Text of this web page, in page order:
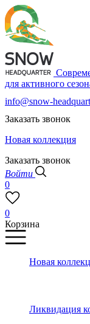
для активного
info@snow-
Заказать звонок
Новая коллекция
Заказать звонок
Войти
0
0
Корзина
Новая
Ликвидация